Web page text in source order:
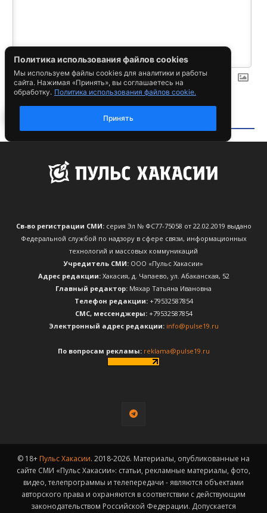
Св-во регистрации СМИ:серия Эл № ФС77-75058 от 22.02.2019 выдано
Федеральной службой по надзору в сфере связи, информационных
технологий и массовых коммуникаций
Учредитель СМИ: ООО «Пульс Хакасии»
Адрес редакции:Хакасия, д. Чапаево, ул. Абаканская, 52
Главный редактор: Мяхар Татьяна Ивановна
Телефон редакции:+79532587854
CМС, мессенджеры:+79532587854
Электронный адрес редакции: info@pulse19.ru
По вопросам рекламы: reklama@pulse19.ru
© 18+ Пульс Хакасии. 2018-2026. Материалы, опубликованные на
сайте СМИ «Пульс Хакасии»: статьи, рекламные материалы, фото,
видео, телепрограммы и телепередачи - являются объектами
авторского права и охраняются в соответствии с действующим
законодательством Российской Федерации. Допускается